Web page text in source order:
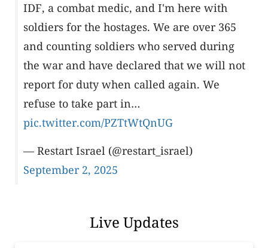
IDF, a combat medic, and I'm here with
soldiers for the hostages. We are over 365
and counting soldiers who served during
the war and have declared that we will not
report for duty when called again. We
refuse to take part in…
pic.twitter.com/PZTtWtQnUG
— Restart Israel (@restart_israel)
September 2, 2025
Live Updates